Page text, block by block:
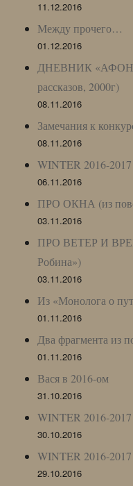
11.12.2016
Между прочего…
01.12.2016
ДНЕВНИК
рассказов, 2000г)
08.11.2016
Замечания к
08.11.2016
WINTER 2016-
06.11.2016
ПРО ОКНА (из
03.11.2016
ПРО ВЕТЕР И
Робина»)
03.11.2016
Из «Монолога о
01.11.2016
Два фрагмента из
01.11.2016
Вася в 2016-ом
31.10.2016
WINTER 2016-
30.10.2016
WINTER 2016-
29.10.2016